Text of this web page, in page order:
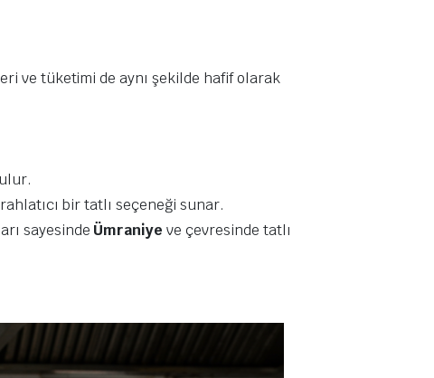
ve tüketimi de aynı şekilde hafif olarak
bir tatlı seçeneği sunar.
sayesinde Ümraniyeve çevresinde tatlı